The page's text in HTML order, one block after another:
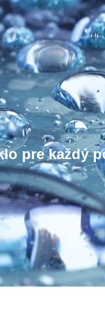
pre každý